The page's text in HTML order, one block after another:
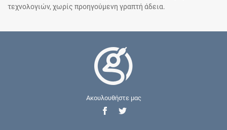
τεχνολογιών, χωρίς προηγούμενη γραπτή άδεια.
Ακουλουθήστε μας